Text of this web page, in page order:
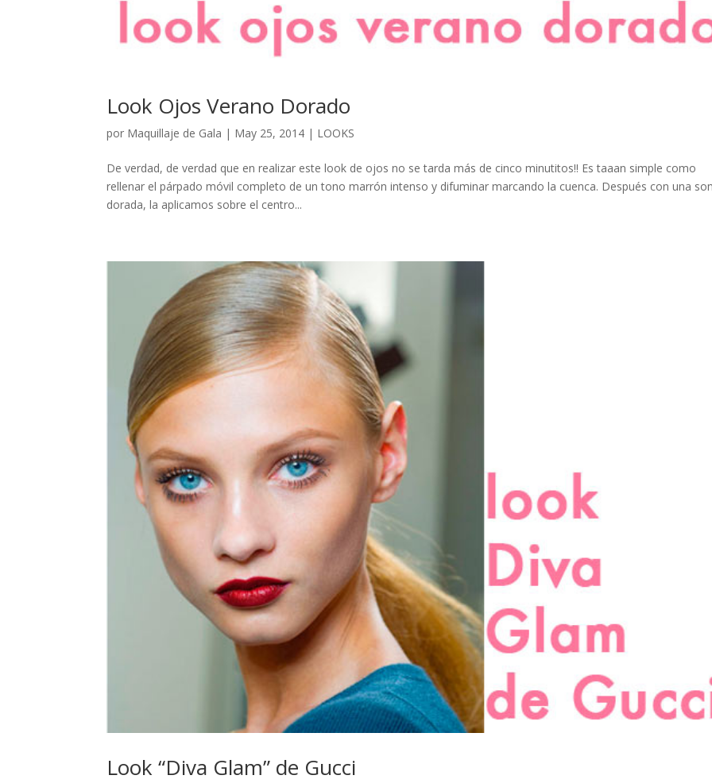
Look Ojos Verano Dorado
por Maquillaje de Gala | May 25, 2014 | LOOKS
De verdad, de verdad que en realizar este look de ojos no se tarda más de cinco minutitos!! Es taaan simple como
rellenar el párpado móvil completo de un tono marrón intenso y difuminar marcando la cuenca. Después con una
dorada, la aplicamos sobre el centro...
Look “Diva Glam” de Gucci